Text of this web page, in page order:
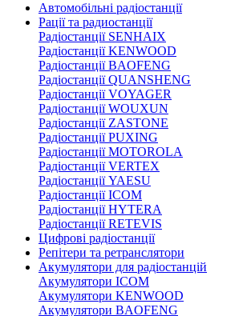
Автомобільні радіостанції
Рації та радиостанції
Радіостанції SENHAIX
Радіостанції KENWOOD
Радіостанції BAOFENG
Радіостанції QUANSHENG
Радіостанції VOYAGER
Радіостанції WOUXUN
Радіостанції ZASTONE
Радіостанції PUXING
Радіостанції MOTOROLA
Радіостанції VERTEX
Радіостанції YAESU
Радіостанції ICOM
Радіостанції HYTERA
Радіостанції RETEVIS
Цифрові радіостанції
Репітери та ретранслятори
Акумулятори для радіостанцій
Акумулятори ICOM
Акумулятори KENWOOD
Акумулятори BAOFENG